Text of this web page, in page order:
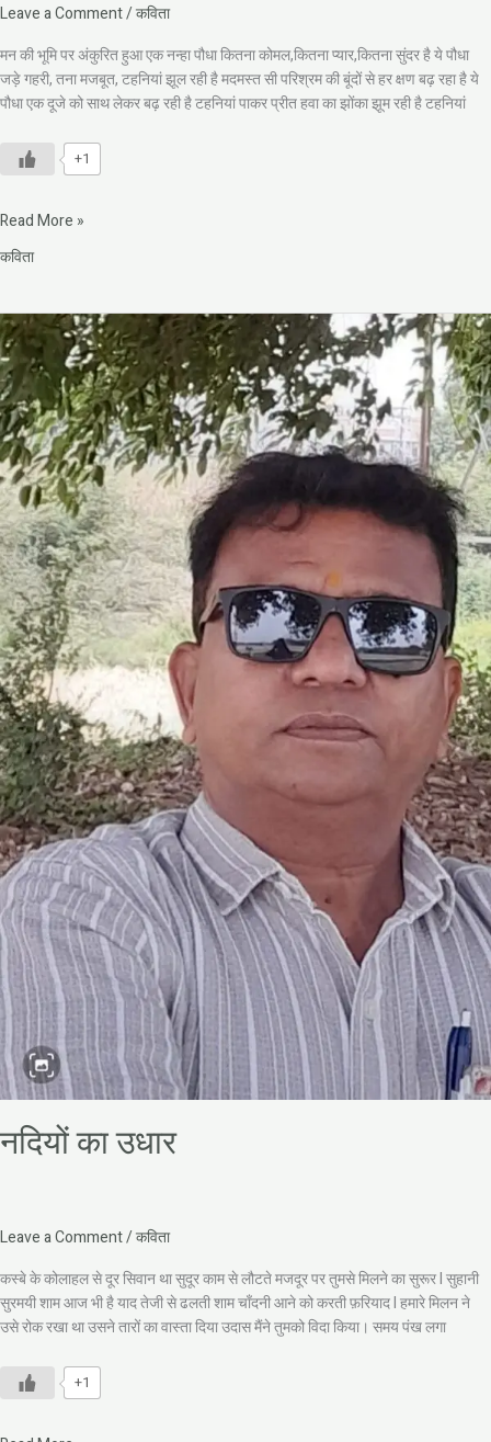
Leave a Comment/कविता
मन की भूमि पर अंकुरित हुआ एक नन्हा पौधा कितना कोमल,कितना प्यार,कितना सुंदर है ये पौधा
जड़े गहरी, तना मजबूत, टहनियां झूल रही है मदमस्त सी परिश्रम की बूंदों से हर क्षण बढ़ रहा है ये
पौधा एक दूजे को साथ लेकर बढ़ रही है टहनियां पाकर प्रीत हवा का झोंका झूम रही है टहनियां
+1
Read More »
कविता
नदियों का उधार
Leave a Comment/कविता
कस्बे के कोलाहल से दूर सिवान था सुदूर काम से लौटते मजदूर पर तुमसे मिलने का सुरूर I सुहानी
सुरमयी शाम आज भी है याद तेजी से ढलती शाम चाँदनी आने को करती फ़रियाद I हमारे मिलन ने
उसे रोक रखा था उसने तारों का वास्ता दिया उदास मैंने तुमको विदा किया। समय पंख लगा
+1
नदियों
का
उधार